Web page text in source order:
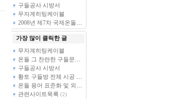
구들공사 시방서
무자계히팅케이블
2008년 제7차 국제온돌학회 정기총회 회순
가장 많이 클릭한 글
무자계히팅케이블
온돌 그 찬란한 구들문화의 세계화를 위한 전략
구들공사 시방서
황토 구들방 전체 시공 시방서
온돌 용어 표준화 및 외국어 표기 표준화 사업
관련사이트목록 (2)